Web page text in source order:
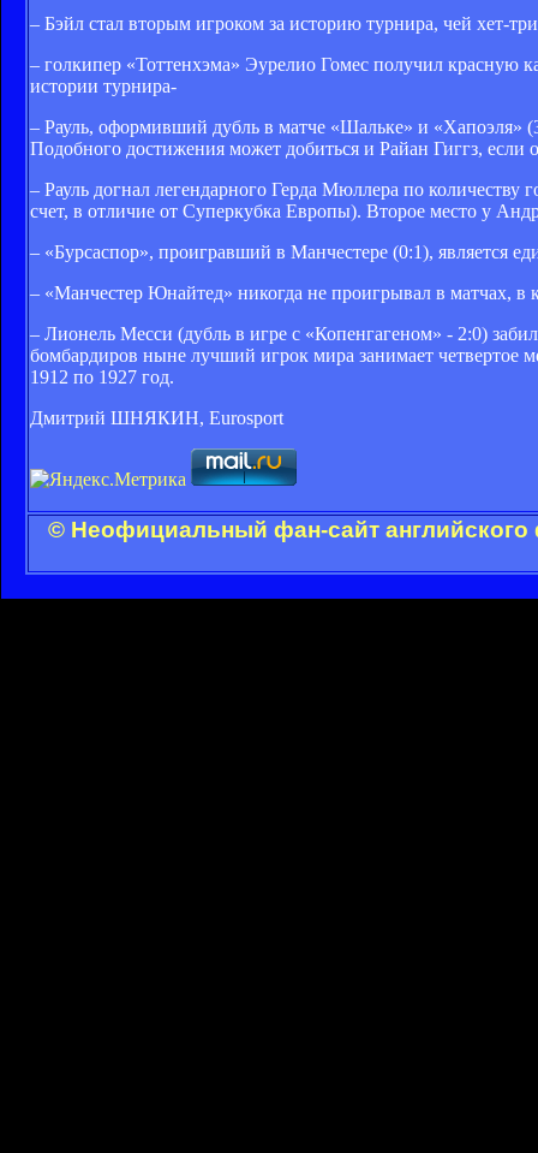
– Бэйл стал вторым игроком за историю турнира, чей хет-
– голкипер «Тоттенхэма» Эурелио Гомес получил красную
истории турнира-
– Рауль, оформивший дубль в матче «Шальке» и «Хапоэля»
Подобного достижения может добиться и Райан Гиггз, если
– Рауль догнал легендарного Герда Мюллера по
счет, в отличие от Суперкубка Европы). Второе место у
– «Бурсаспор», проигравший в Манчестере (0:1), является
– «Манчестер Юнайтед» никогда не проигрывал в матчах,
– Лионель Месси (дубль в игре с «Копенгагеном» - 2:0)
бомбардиров ныне лучший игрок мира занимает четвертое
1912 по 1927 год.
Дмитрий ШНЯКИН, Eurosport
© Неофициальный фан-сайт английского